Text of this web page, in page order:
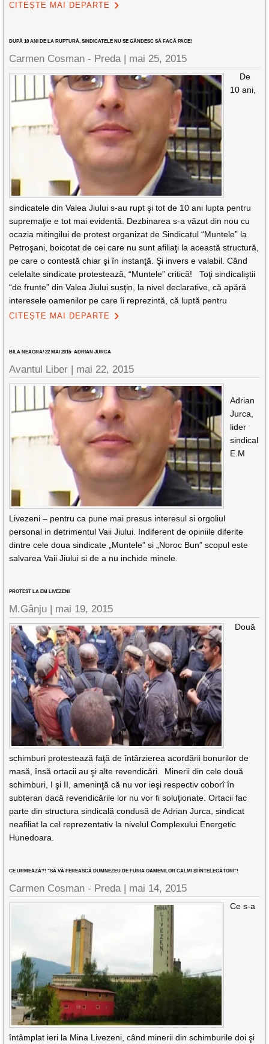
CITEȘTE MAI DEPARTE
DUPĂ 10 ANI DE LA RUPTURĂ, SINDICATELE NU SE GÂNDESC SĂ FACĂ PACE!
Carmen Cosman - Preda | mai 25, 2015
De
10 ani,
sindicatele din Valea Jiului s-au rupt şi tot de 10 ani lupta pentru
supremaţie e tot mai evidentă. Dezbinarea s-a văzut din nou cu
ocazia mitingilui de protest organizat de Sindicatul “Muntele” la
Petroşani, boicotat de cei care nu sunt afiliaţi la această structură,
pe care o contestă chiar şi în instanţă. Şi invers e valabil. Când
celelalte sindicate protestează, “Muntele” critică! Toţi sindicaliştii
“de frunte” din Valea Jiului susţin, la nivel declarative, că apără
interesele oamenilor pe care îi reprezintă, că luptă pentru
CITEȘTE MAI DEPARTE
BILA NEAGRA/ 22 MAI 2015- ADRIAN JURCA
Avantul Liber | mai 22, 2015
Adrian
Jurca,
lider
sindical
E.M
Livezeni – pentru ca pune mai presus interesul si orgoliul
personal in detrimentul Vaii Jiului. Indiferent de opiniile diferite
dintre cele doua sindicate „Muntele” si „Noroc Bun” scopul este
salvarea Vaii Jiului si de a nu inchide minele.
PROTEST LA EM LIVEZENI
M.Gânju | mai 19, 2015
Două
schimburi protestează faţă de întârzierea acordării bonurilor de
masă, însă ortacii au şi alte revendicări. Minerii din cele două
schimburi, I şi II, ameninţă că nu vor ieşi respectiv coborî în
subteran dacă revendicările lor nu vor fi soluţionate. Ortacii fac
parte din structura sindicală condusă de Adrian Jurca, sindicat
neafiliat la cel reprezentativ la nivelul Complexului Energetic
Hunedoara.
CE URMEAZĂ?! “SĂ VĂ FEREASCĂ DUMNEZEU DE FURIA OAMENILOR CALMI ȘI ÎNȚELEGĂTORI”!
Carmen Cosman - Preda | mai 14, 2015
Ce s-a
întâmplat ieri la Mina Livezeni, când minerii din schimburile doi şi